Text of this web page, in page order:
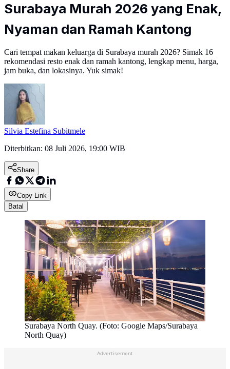
Surabaya Murah 2026 yang Enak,
Nyaman dan Ramah Kantong
Cari tempat makan keluarga di Surabaya murah 2026? Simak 16
rekomendasi resto enak dan ramah kantong, lengkap menu, harga,
jam buka, dan lokasinya. Yuk simak!
Silvia Estefina Subitmele
Diterbitkan: 08 Juli 2026, 19:00 WIB
Share
Copy Link
Batal
Surabaya North Quay. (Foto: Google Maps/Surabaya
North Quay)